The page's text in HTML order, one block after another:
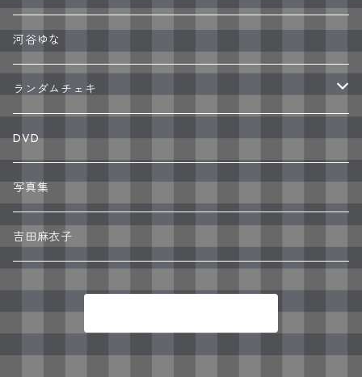
河谷ゆな
ランダムチェキ
サイン入り
DVD
写真集
吉田麻衣子